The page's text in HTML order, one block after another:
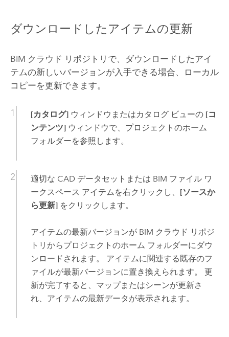
ダウンロードしたアイテムの更新
BIM クラウド リポジトリで、ダウンロードしたアイ
テムの新しいバージョンが入手できる場合、ローカル
コピーを更新できます。
[カタログ]ウィンドウまたはカタログ ビューの [コ
ンテンツ]ウィンドウで、プロジェクトのホーム
フォルダーを参照します。
適切な CAD データセットまたは BIM ファイル ワ
ークスペース アイテムを右クリックし、 [ソースか
ら更新]をクリックします。
アイテムの最新バージョンが BIM クラウド リポジ
トリからプロジェクトのホーム フォルダーにダウ
ンロードされます。 アイテムに関連する既存のフ
ァイルが最新バージョンに置き換えられます。 更
新が完了すると、マップまたはシーンが更新さ
れ、アイテムの最新データが表示されます。